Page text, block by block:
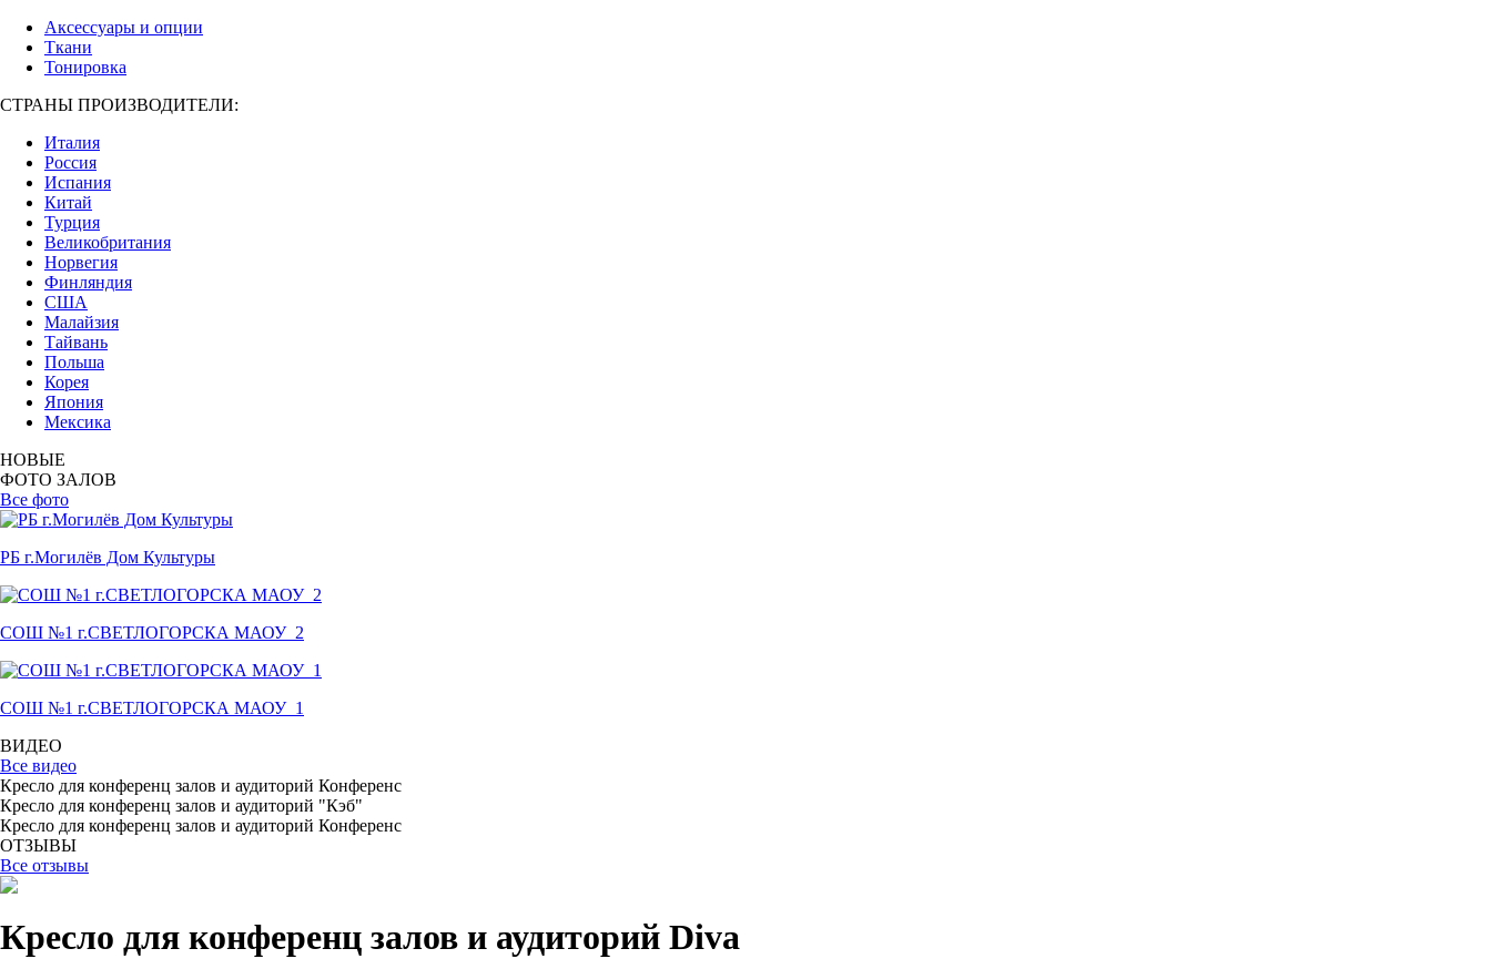
Аксессуары и опции
Ткани
Тонировка
СТРАНЫ ПРОИЗВОДИТЕЛИ:
Италия
Россия
Испания
Китай
Турция
Великобритания
Норвегия
Финляндия
США
Малайзия
Тайвань
Польша
Корея
Япония
Мексика
НОВЫЕ
ФОТО ЗАЛОВ
Все фото
РБ г.Могилёв Дом Культуры
СОШ №1 г.СВЕТЛОГОРСКА МАОУ_2
СОШ №1 г.СВЕТЛОГОРСКА МАОУ_1
ВИДЕО
Все видео
Кресло для конференц залов и аудиторий Конференс
Кресло для конференц залов и аудиторий "Кэб"
Кресло для конференц залов и аудиторий Конференс
ОТЗЫВЫ
Все отзывы
Кресло для конференц залов и аудиторий Diva